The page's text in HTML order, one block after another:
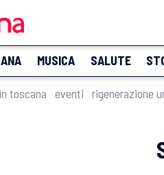
MUSICA SALUTE
toscana eventi rigenerazione